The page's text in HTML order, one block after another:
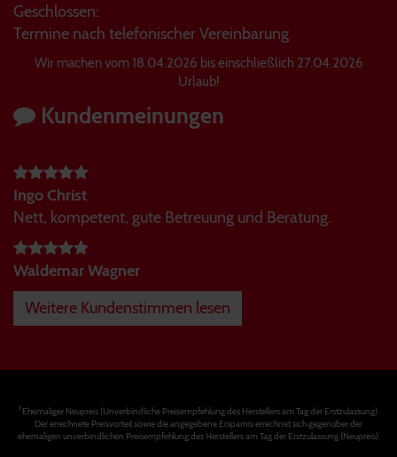
Geschlossen:
Termine nach telefonischer Vereinbarung
Wir machen vom 18.04.2026 bis einschließlich 27.04.2026
Urlaub!
Kundenmeinungen
Ingo Christ
Nett, kompetent, gute Betreuung und Beratung.
Waldemar Wagner
Weitere Kundenstimmen lesen
1Ehemaliger Neupreis (Unverbindliche Preisempfehlung des Herstellers am Tag der Erstzulassung).
Der errechnete Preisvorteil sowie die angegebene Ersparnis errechnet sich gegenüber der
ehemaligen unverbindlichen Preisempfehlung des Herstellers am Tag der Erstzulassung (Neupreis).